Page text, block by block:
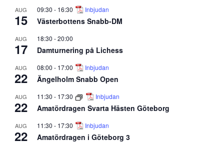
AUG
15
09:30 - 16:30 Inbjudan
Västerbottens Snabb-DM
AUG
17
18:30 -20:00
Damturnering på Lichess
AUG
22
08:00 - 17:00 Inbjudan
Ängelholm Snabb Open
AUG
22
11:30 - 17:30 Inbjudan
Amatördragen Svarta Hästen Göteborg
AUG
22
11:30 - 17:30 Inbjudan
Amatördragen i Göteborg 3